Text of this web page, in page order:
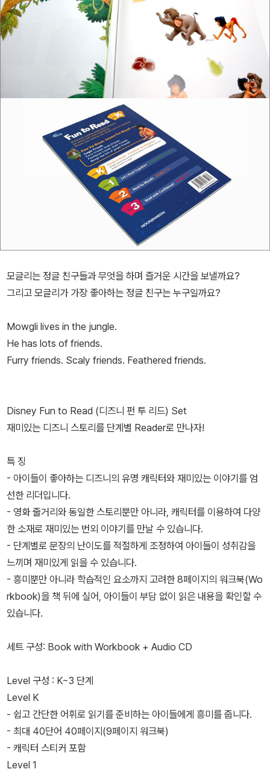
모글리는 정글 친구들과 무엇을 하며 즐거운 시간을 보낼까요?
그리고 모글리가 가장 좋아하는 정글 친구는 누구일까요?
Mowgli lives in the jungle.
He has lots of friends.
Furry friends. Scaly friends. Feathered friends.
Disney Fun to Read (디즈니 펀 투 리드) Set
재미있는 디즈니 스토리를 단계별 Reader로 만나자!
특 징
- 아이들이 좋아하는 디즈니의 유명 캐릭터와 재미있는 이야기를 엄
선한 리더입니다.
- 영화 줄거리와 동일한 스토리뿐만 아니라, 캐릭터를 이용하여 다양
한 소재로 재미있는 번외 이야기를 만날 수 있습니다.
- 단계별로 문장의 난이도를 적절하게 조정하여 아이들이 성취감을
느끼며 재미있게 읽을 수 있습니다.
- 흥미뿐만 아니라 학습적인 요소까지 고려한 8페이지의 워크북(Wo
rkbook)을 책 뒤에 실어, 아이들이 부담 없이 읽은 내용을 확인할 수
있습니다.
세트 구성: Book with Workbook + Audio CD
Level 구성 : K~3 단계
Level K
- 쉽고 간단한 어휘로 읽기를 준비하는 아이들에게 흥미를 줍니다.
- 최대 40단어 40페이지(9페이지 워크북)
- 캐릭터 스티커 포함
Level 1